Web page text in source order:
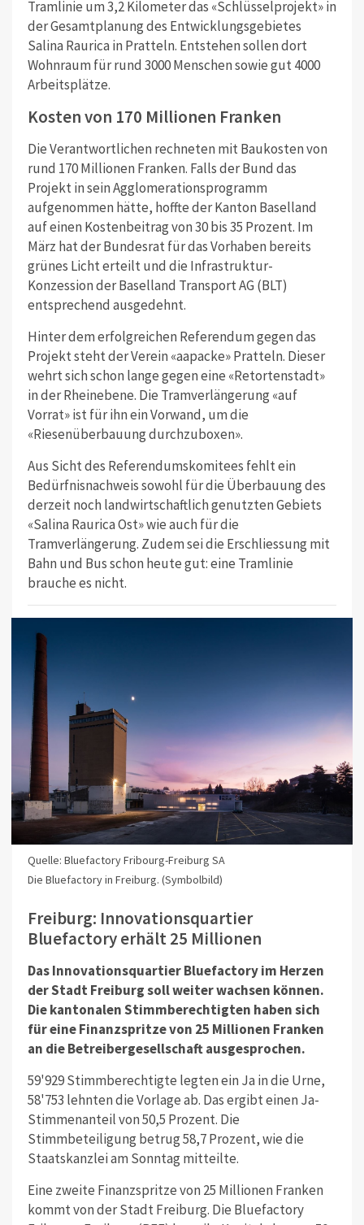
Tramlinie um 3,2 Kilometer das «Schlüsselprojekt» in
der Gesamtplanung des Entwicklungsgebietes
Salina Raurica in Pratteln. Entstehen sollen dort
Wohnraum für rund 3000 Menschen sowie gut 4000
Arbeitsplätze.
Kosten von 170 Millionen Franken
Die Verantwortlichen rechneten mit Baukosten von
rund 170 Millionen Franken. Falls der Bund das
Projekt in sein Agglomerationsprogramm
aufgenommen hätte, hoffte der Kanton Baselland
auf einen Kostenbeitrag von 30 bis 35 Prozent. Im
März hat der Bundesrat für das Vorhaben bereits
grünes Licht erteilt und die Infrastruktur-
Konzession der Baselland Transport AG (BLT)
entsprechend ausgedehnt.
Hinter dem erfolgreichen Referendum gegen das
Projekt steht der Verein «aapacke» Pratteln. Dieser
wehrt sich schon lange gegen eine «Retortenstadt»
in der Rheinebene. Die Tramverlängerung «auf
Vorrat» ist für ihn ein Vorwand, um die
«Riesenüberbauung durchzuboxen».
Aus Sicht des Referendumskomitees fehlt ein
Bedürfnisnachweis sowohl für die Überbauung des
derzeit noch landwirtschaftlich genutzten Gebiets
«Salina Raurica Ost» wie auch für die
Tramverlängerung. Zudem sei die Erschliessung mit
Bahn und Bus schon heute gut: eine Tramlinie
brauche es nicht.
Quelle: Bluefactory Fribourg-Freiburg SA
Die Bluefactory in Freiburg. (Symbolbild)
Freiburg: Innovationsquartier
Bluefactory erhält 25 Millionen
Das Innovationsquartier Bluefactory im Herzen
der Stadt Freiburg soll weiter wachsen können.
Die kantonalen Stimmberechtigten haben sich
für eine Finanzspritze von 25 Millionen Franken
an die Betreibergesellschaft ausgesprochen.
59'929 Stimmberechtigte legten ein Ja in die Urne,
58'753 lehnten die Vorlage ab. Das ergibt einen Ja-
Stimmenanteil von 50,5 Prozent. Die
Stimmbeteiligung betrug 58,7 Prozent, wie die
Staatskanzlei am Sonntag mitteilte.
Eine zweite Finanzspritze von 25 Millionen Franken
kommt von der Stadt Freiburg. Die Bluefactory